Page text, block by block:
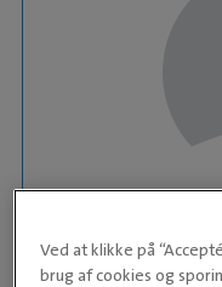
Ved at klikke på
brug af cookies og